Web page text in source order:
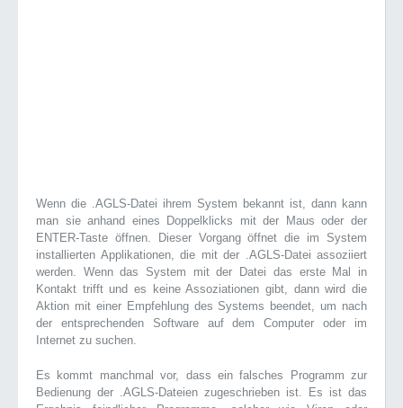
Wenn die .AGLS-Datei ihrem System bekannt ist, dann kann
man sie anhand eines Doppelklicks mit der Maus oder der
ENTER-Taste öffnen. Dieser Vorgang öffnet die im System
installierten Applikationen, die mit der .AGLS-Datei assoziiert
werden. Wenn das System mit der Datei das erste Mal in
Kontakt trifft und es keine Assoziationen gibt, dann wird die
Aktion mit einer Empfehlung des Systems beendet, um nach
der entsprechenden Software auf dem Computer oder im
Internet zu suchen.
Es kommt manchmal vor, dass ein falsches Programm zur
Bedienung der .AGLS-Dateien zugeschrieben ist. Es ist das